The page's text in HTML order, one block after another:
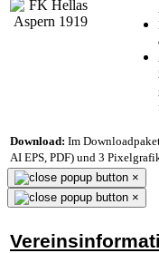
Download: Im
AI EPS, PDF) und 3
×
×